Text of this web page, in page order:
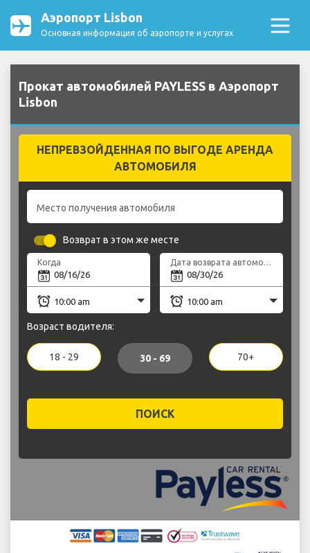
Аэропорт Lisbon
Основная информация об аэропорте и услугах
Прокат автомобилей PAYLESS в Аэропорт
Lisbon
НЕПРЕВЗОЙДЕННАЯ ПО ВЫГОДЕ АРЕНДА
АВТОМОБИЛЯ
Место получения автомобиля
Возврат в этом же месте
Когда Дата возврата автомобиля
Возраст водителя:
18 - 29 30 - 69 70+
ПОИСК